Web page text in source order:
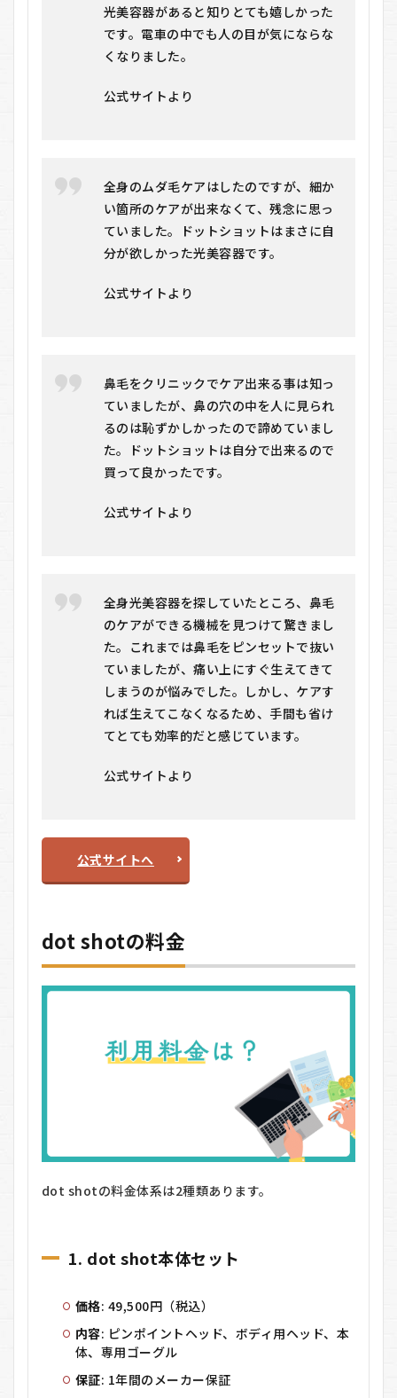
光美容器があると知りとても嬉しかった
です。電車の中でも人の目が気にならな
くなりました。
公式サイトより
全身のムダ毛ケアはしたのですが、細か
い箇所のケアが出来なくて、残念に思っ
ていました。ドットショットはまさに自
分が欲しかった光美容器です。
公式サイトより
鼻毛をクリニックでケア出来る事は知っ
ていましたが、鼻の穴の中を人に見られ
るのは恥ずかしかったので諦めていまし
た。ドットショットは自分で出来るので
買って良かったです。
公式サイトより
全身光美容器を探していたところ、鼻毛
のケアができる機械を見つけて驚きまし
た。これまでは鼻毛をピンセットで抜い
ていましたが、痛い上にすぐ生えてきて
しまうのが悩みでした。しかし、ケアす
れば生えてこなくなるため、手間も省け
てとても効率的だと感じています。
公式サイトより
公式サイトへ
dot shotの料金
dot shotの料金体系は2種類あります。
1. dot shot本体セット
価格: 49,500円（税込）
内容: ピンポイントヘッド、ボディ用ヘッド、本
体、専用ゴーグル
保証: 1年間のメーカー保証